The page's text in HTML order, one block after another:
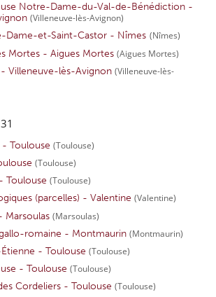
Notre-Dame-du-Val-de-Bénédiction -
(Villeneuve-lès-Avignon)
Dame-et-Saint-Castor - Nîmes (Nîmes)
Mortes - Aigues Mortes (Aigues Mortes)
Villeneuve-lès-Avignon (Villeneuve-lès-
Haute-Garonne 31
Toulouse (Toulouse)
(Toulouse)
Toulouse (Toulouse)
(parcelles) - Valentine (Valentine)
Marsoulas (Marsoulas)
romaine - Montmaurin (Montmaurin)
- Toulouse (Toulouse)
- Toulouse (Toulouse)
Cordeliers - Toulouse (Toulouse)